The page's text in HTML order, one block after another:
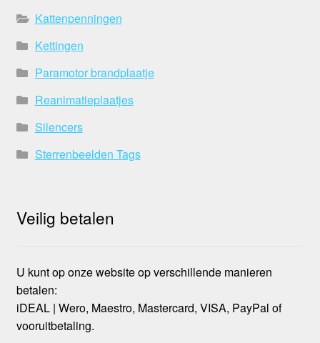
Kattenpenningen
Kettingen
Paramotor brandplaatje
Reanimatieplaatjes
Silencers
Sterrenbeelden Tags
Veilig betalen
U kunt op onze website op verschillende manieren
betalen:
iDEAL | Wero, Maestro, Mastercard, VISA, PayPal of
vooruitbetaling.